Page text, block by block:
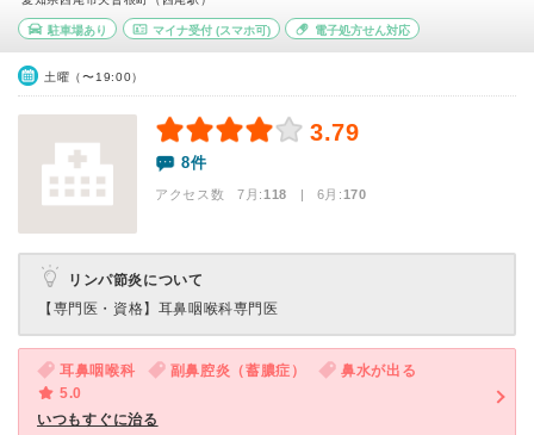
駐車場あり マイナ受付(スマホ可) 電子処方せん対応
土曜（〜19:00）
3.79
8件
アクセス数 7月:118 | 6月:170
リンパ節炎について
【専門医・資格】 耳鼻咽喉科専門医
耳鼻咽喉科 副鼻腔炎（蓄膿症）
鼻水が出る
5.0
いつもすぐに治る